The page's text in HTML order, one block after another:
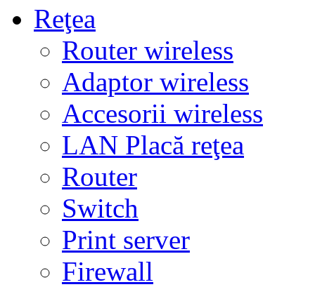
Reţea
Router wireless
Adaptor wireless
Accesorii wireless
LAN Placă reţea
Router
Switch
Print server
Firewall